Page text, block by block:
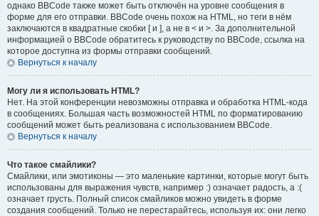
однако BBCode также может быть отключён на уровне сообщения в
форме для его отправки. BBCode очень похож на HTML, но теги в нём
заключаются в квадратные скобки [ и ], а не в < и >. За дополнительной
информацией о BBCode обратитесь к руководству по BBCode, ссылка на
которое доступна из формы отправки сообщений.
Вернуться к началу
Могу ли я использовать HTML?
Нет. На этой конференции невозможны отправка и обработка HTML-кода
в сообщениях. Большая часть возможностей HTML по форматированию
сообщений может быть реализована с использованием BBCode.
Вернуться к началу
Что такое смайлики?
Смайлики, или эмотиконы — это маленькие картинки, которые могут быть
использованы для выражения чувств, например :) означает радость, а :(
означает грусть. Полный список смайликов можно увидеть в форме
создания сообщений. Только не перестарайтесь, используя их: они легко